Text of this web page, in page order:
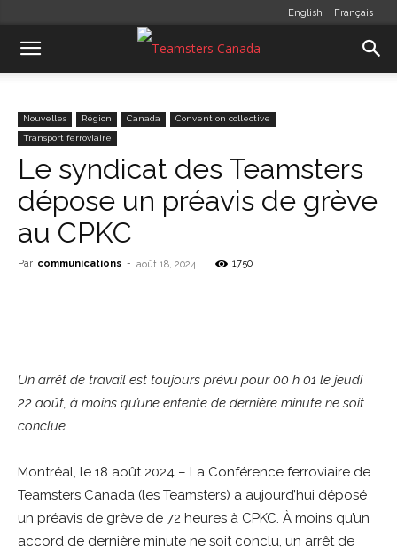
English Français
Nouvelles Région Canada
Convention collective
Transport ferroviaire
Le syndicat des Teamsters
dépose un préavis de grève
au CPKC
Par communications - août 18, 2024 1750
Un arrêt de travail est toujours prévu pour 00 h 01 le jeudi
22 août, à moins qu’une entente de dernière minute ne soit
conclue
Montréal, le 18 août 2024 – La Conférence ferroviaire de
Teamsters Canada (les Teamsters) a aujourd’hui déposé
un préavis de grève de 72 heures à CPKC. À moins qu’un
accord de dernière minute ne soit conclu, un arrêt de